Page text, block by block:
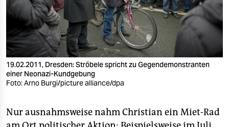
19.02.2011, Dresden: Ströbele spricht zu Gegendemonstranten
einer Neonazi-Kundgebung
Foto: Arno Burgi/picture alliance/dpa
Nur ausnahmsweise nahm Christian ein Miet-Rad